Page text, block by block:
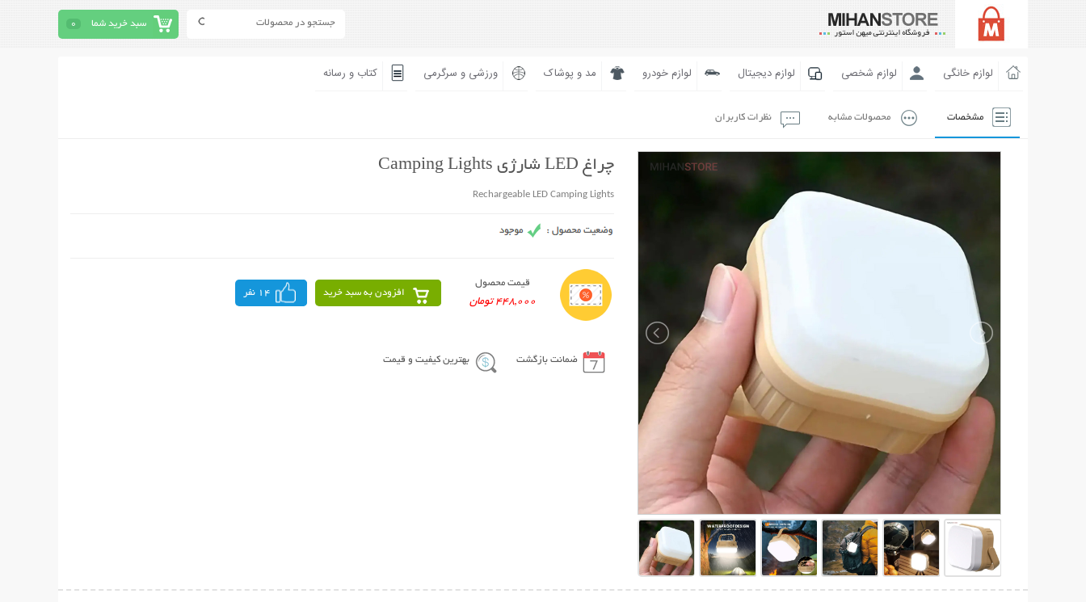
سبد خرید شما 0
لوازم خانگی لوازم شخصی لوازم دیجیتال لوازم خودرو مد و پوشاک ورزشی و سرگرمی کتاب و رسانه
مشخصات محصولات مشابه نظرات کاربران
چراغ LED شارژی Camping Lights
Rechargeable LED Camping Lights
قیمت محصول
448,000 تومان
افزودن به سبد خرید 14 نفر
ضمانت بازگشت بهترین کیفیت و قیمت